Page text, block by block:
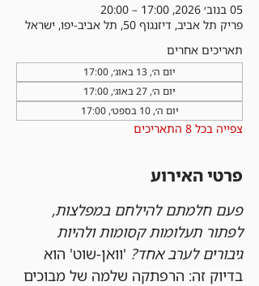
05 בנוב׳ 2026, 17:00 – 20:00
פריק תל אביב, דיזנגוף 50, תל אביב-יפו, ישראל
תאריכים אחרים
יום ה׳, 13 באוג׳, 17:00
יום ה׳, 27 באוג׳, 17:00
יום ה׳, 10 בספט׳, 17:00
צפייה בכל 8 התאריכים
פרטי האירוע
פעם חלמתם להילחם במפלצות,
לפתור תעלומות קסומות ולהיות
גיבורים לערב אחד? 'וואן-שוט' הוא
בדיוק זה: הרפתקה שלמה של מבוכים